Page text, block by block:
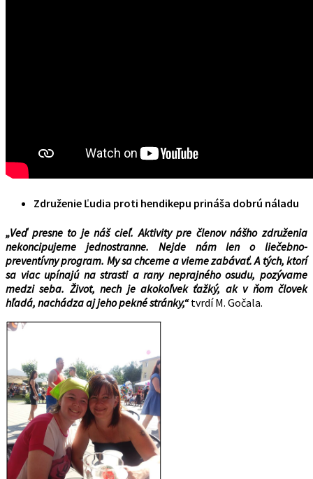
Združenie Ľudia proti hendikepu prináša dobrú náladu
„Veď presne to je náš cieľ. Aktivity pre členov nášho združenia
nekoncipujeme jednostranne. Nejde nám len o liečebno-
preventívny program. My sa chceme a vieme zabávať. A tých, ktorí
sa viac upínajú na strasti a rany neprajného osudu, pozývame
medzi seba. Život, nech je akokoľvek ťažký, ak v ňom človek
hľadá, nachádza aj jeho pekné stránky,“tvrdí M. Gočala.